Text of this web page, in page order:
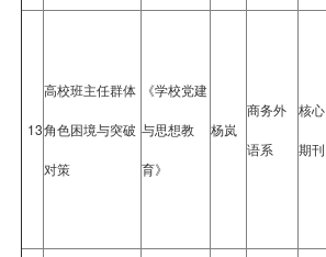
13
高校班主任群体
角色困境与突破
对策
《学校党建
与思想教
育》
杨岚
商务外
语系
核心
期刊